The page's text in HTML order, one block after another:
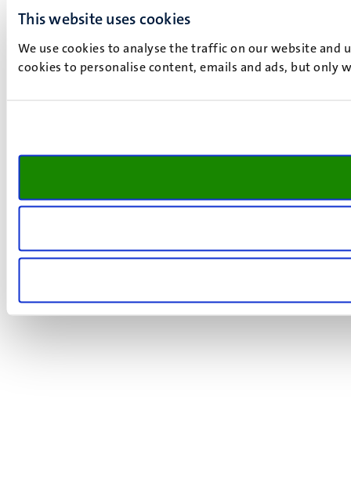
This website uses cookies
We use cookies to analyse the traffic on our website and
cookies to personalise content, emails and ads, but only